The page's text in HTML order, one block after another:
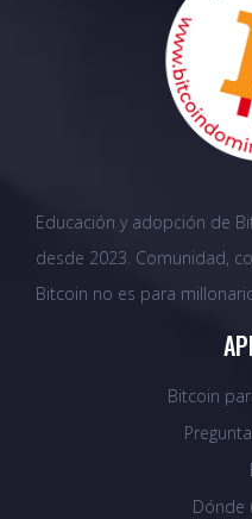
Educación y adopción de
desde 2023. Comunidad,
Bitcoin no es para
Bitcoin
Dónde